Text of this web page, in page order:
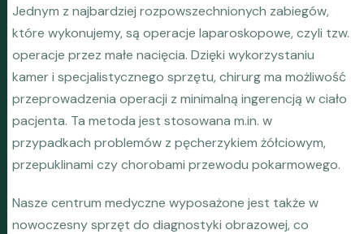
Jednym z najbardziej rozpowszechnionych zabiegów,
które wykonujemy, są operacje laparoskopowe, czyli tzw.
operacje przez małe nacięcia. Dzięki wykorzystaniu
kamer i specjalistycznego sprzętu, chirurg ma możliwość
przeprowadzenia operacji z minimalną ingerencją w ciało
pacjenta. Ta metoda jest stosowana m.in. w
przypadkach problemów z pęcherzykiem żółciowym,
przepuklinami czy chorobami przewodu pokarmowego.
Nasze centrum medyczne wyposażone jest także w
nowoczesny sprzęt do diagnostyki obrazowej, co